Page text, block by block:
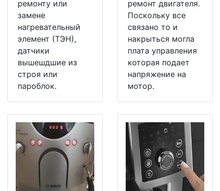
ремонту или
замене
нагревательный
элемент (ТЭН),
датчики
вышешдшие из
строя или
пароблок.
ремонт двигателя.
Поскольку все
связано то и
накрыться могла
плата управления
которая подает
напряжение на
мотор.